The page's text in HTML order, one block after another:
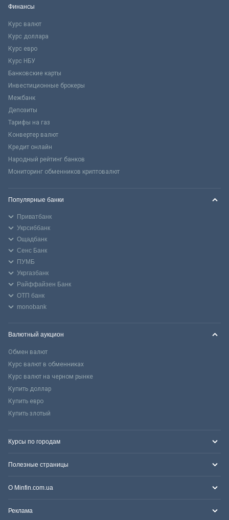
Финансы
Курс валют
Курс доллара
Курс евро
Курс НБУ
Банковские карты
Инвестиционные брокеры
Межбанк
Депозиты
Тарифы на газ
Конвертер валют
Кредит онлайн
Народный рейтинг банков
Мониторинг обменников криптовалют
Популярные банки
Приватбанк
Укрсиббанк
Ощадбанк
Сенс Банк
ПУМБ
Укргазбанк
Райффайзен Банк
ОТП банк
monobank
Валютный аукцион
Обмен валют
Курс валют в обменниках
Курс валют на черном рынке
Купить доллар
Купить евро
Купить злотый
Курсы по городам
Полезные страницы
О Minfin.com.ua
Реклама